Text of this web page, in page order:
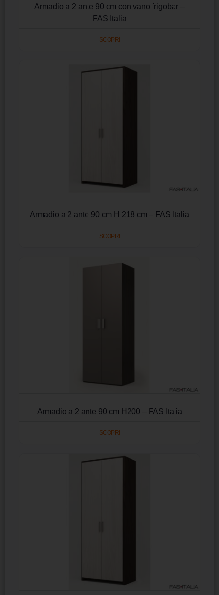
Armadio a 2 ante 90 cm con vano frigobar –
FAS Italia
SCOPRI
Armadio a 2 ante 90 cm H 218 cm – FAS Italia
SCOPRI
Armadio a 2 ante 90 cm H200 – FAS Italia
SCOPRI